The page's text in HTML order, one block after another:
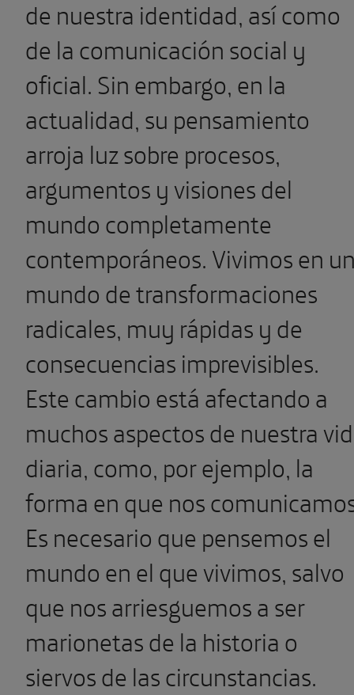
de nuestra identidad, así como
de la comunicación social y
oficial. Sin embargo, en la
actualidad, su pensamiento
arroja luz sobre procesos,
argumentos y visiones del
mundo completamente
contemporáneos. Vivimos en
mundo de transformaciones
radicales, muy rápidas y de
consecuencias imprevisibles.
Este cambio está afectando a
muchos aspectos de nuestra
diaria, como, por ejemplo, la
forma en que nos
Es necesario que pensemos el
mundo en el que vivimos, salvo
que nos arriesguemos a ser
marionetas de la historia o
siervos de las circunstancias.